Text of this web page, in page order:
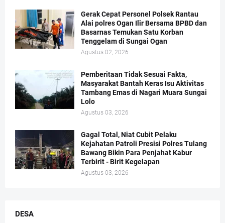
Gerak Cepat Personel Polsek Rantau
Alai polres Ogan Ilir Bersama BPBD dan
Basarnas Temukan Satu Korban
Tenggelam di Sungai Ogan
Agustus 02, 2026
Pemberitaan Tidak Sesuai Fakta,
Masyarakat Bantah Keras Isu Aktivitas
Tambang Emas di Nagari Muara Sungai
Lolo
Agustus 03, 2026
Gagal Total, Niat Cubit Pelaku
Kejahatan Patroli Presisi Polres Tulang
Bawang Bikin Para Penjahat Kabur
Terbirit - Birit Kegelapan
Agustus 03, 2026
DESA